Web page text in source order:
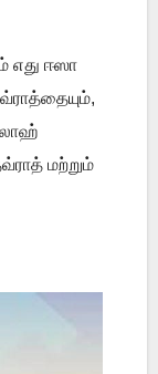
எது ஈஸா
மற்றும்